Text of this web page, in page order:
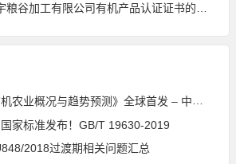
谷加工有限公司有机产品认证证书的公告
况与趋势预测》全球首发 – 中国有机市场规模跻身世界第三
家标准发布！GB/T 19630-2019
2018过渡期相关问题汇总